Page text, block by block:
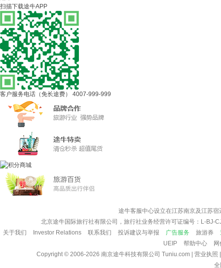
扫描下载途牛APP
客户服务电话（免长途费） 4007-999-999
途牛客服中心设立在江苏南京及江苏
北京途牛国际旅行社有限公司，旅行社业务经营许可证编号：L-
关于我们
Investor Relations 联系我们 投诉建议与举报 广告服务 旅游券
UEIP
帮助中心
Copyright © 2006-2026南京途牛科技有限公司 Tuniu.com |营业执照